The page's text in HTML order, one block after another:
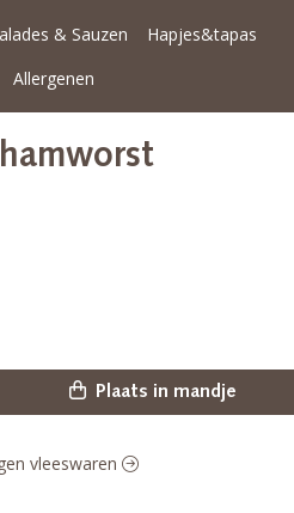
& Sauzen
Hapjes&tapas
Allergenen
Plaats in mandje
vleeswaren